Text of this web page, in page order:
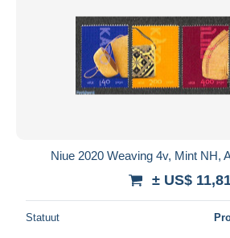
Niue 2020 Weaving 4v, Mint NH,
± US$
Statuut